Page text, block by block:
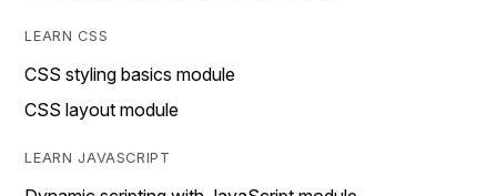
LEARN CSS
CSS styling basics module
CSS layout module
LEARN JAVASCRIPT